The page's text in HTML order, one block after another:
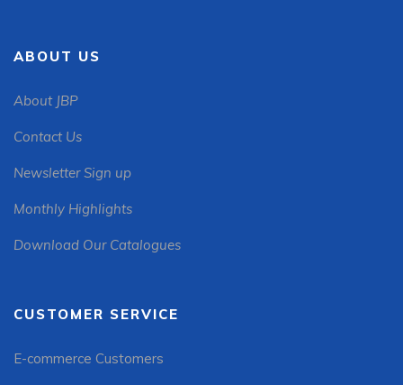
ABOUT US
About JBP
Contact Us
Newsletter Sign up
Monthly Highlights
Download Our Catalogues
CUSTOMER SERVICE
E-commerce Customers